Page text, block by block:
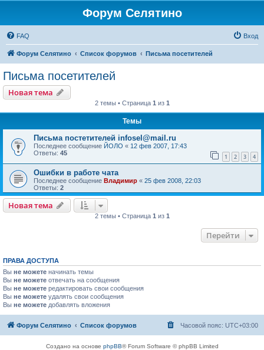
Форум Селятино
FAQ Вход
Форум Селятино Список форумов Письма посетителей
Письма посетителей
Новая тема
2 темы • Страница 1 из 1
Темы
Письма постетителей infosel@mail.ru
Последнее сообщение ЙОЛО « 12 фев 2007, 17:43
Ответы: 45 1 2 3 4
Ошибки в работе чата
Последнее сообщение Владимир « 25 фев 2008, 22:03
Ответы: 2
Новая тема
2 темы • Страница 1 из 1
Перейти
ПРАВА ДОСТУПА
Вы не можете начинать темы
Вы не можете отвечать на сообщения
Вы не можете редактировать свои сообщения
Вы не можете удалять свои сообщения
Вы не можете добавлять вложения
Форум Селятино Список форумов Часовой пояс: UTC+03:00
Создано на основе phpBB® Forum Software © phpBB Limited